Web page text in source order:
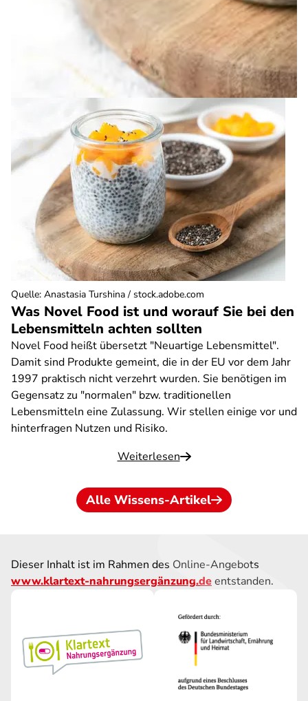
Was Novel Food ist und worauf Sie bei den
Lebensmitteln achten sollten
Novel Food heißt übersetzt "Neuartige Lebensmittel".
Damit sind Produkte gemeint, die in der EU vor dem Jahr
1997 praktisch nicht verzehrt wurden. Sie benötigen im
Gegensatz zu "normalen" bzw. traditionellen
Lebensmitteln eine Zulassung. Wir stellen einige vor und
hinterfragen Nutzen und Risiko.
Weiterlesen
Quelle: Anastasia Turshina / stock.adobe.com
Alle Wissens-Artikel
Dieser Inhalt ist im Rahmen des Online-Angebots
www.klartext-nahrungsergänzung.deentstanden.